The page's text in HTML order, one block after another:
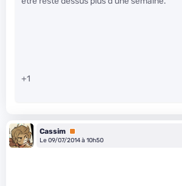
+1
Cassim Premium
Le 09/07/2014 à 10h50